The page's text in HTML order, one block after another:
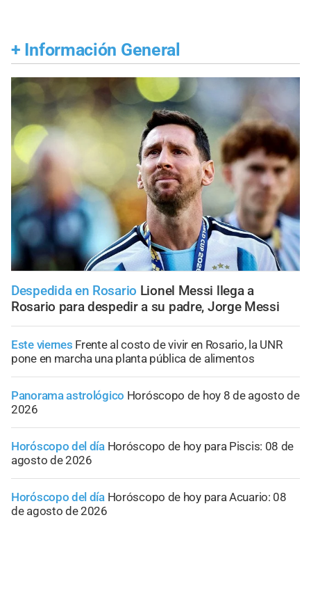
+ Información General
Despedida en Rosario Lionel Messi llega a
Rosario para despedir a su padre, Jorge Messi
Este viernes Frente al costo de vivir en Rosario, la UNR
pone en marcha una planta pública de alimentos
Panorama astrológico Horóscopo de hoy 8 de agosto de
2026
Horóscopo del día Horóscopo de hoy para Piscis: 08 de
agosto de 2026
Horóscopo del día Horóscopo de hoy para Acuario: 08
de agosto de 2026